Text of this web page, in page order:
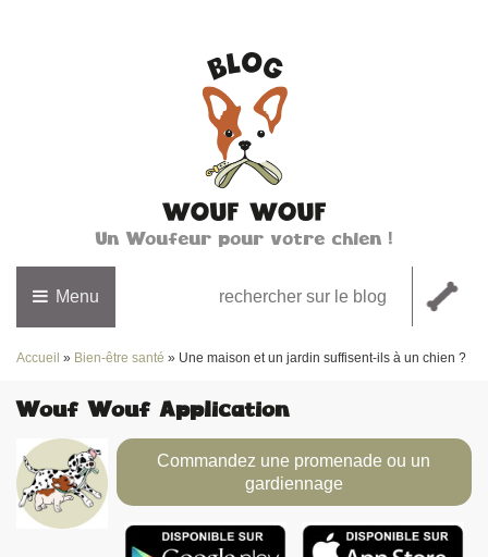
Un Woufeur pour votre chien !
Menu
Accueil » Bien-être santé » Une maison et un jardin suffisent-ils à un chien ?
Wouf Wouf Application
Commandez une promenade ou un
gardiennage